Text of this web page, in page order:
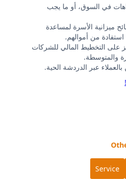
في السوق، أو ما يجب
ميزانية الأسرة لمساعدة
من أموالهم.
على التخطيط المالي للشركات
والمتوسطة.
عبر الدردشة الحية.
Service